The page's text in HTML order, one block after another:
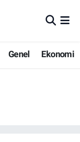
Genel Ekonomi